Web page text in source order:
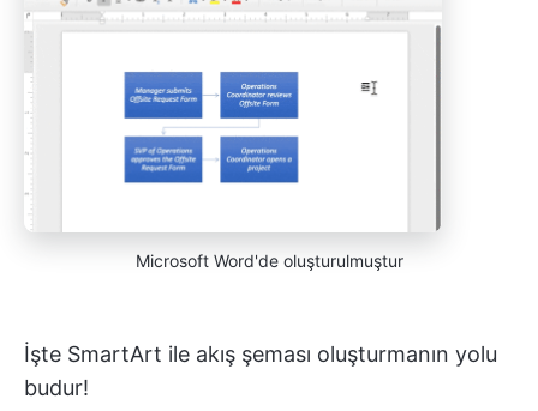
Microsoft Word'de oluşturulmuştur
İşte SmartArt ile akış şeması oluşturmanın yolu
budur!